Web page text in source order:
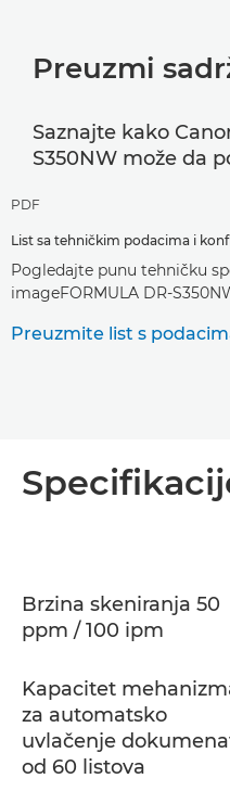
Preuzmi
Saznajte kako
S350NW može da
PDF
List sa tehničkim podacima i
Pogledajte punu tehničku
imageFORMULA DR-
Preuzmite list s
Brzina skeniranja 50
ppm / 100 ipm
Kapacitet
za automatsko
uvlačenje
od 60 listova